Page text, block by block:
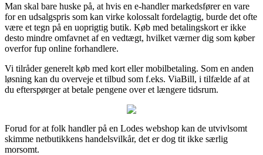
Man skal bare huske på, at hvis en e-handler markedsfører en vare
for en udsalgspris som kan virke kolossalt fordelagtig, burde det ofte
være et tegn på en uoprigtig butik. Køb med betalingskort er ikke
desto mindre omfavnet af en vedtægt, hvilket værner dig som køber
overfor fup online forhandlere.
Vi tilråder generelt køb med kort eller mobilbetaling. Som en anden
løsning kan du overveje et tilbud som f.eks. ViaBill, i tilfælde af at
du efterspørger at betale pengene over et længere tidsrum.
Forud for at folk handler på en Lodes webshop kan de utvivlsomt
skimme netbutikkens handelsvilkår, det er dog tit ikke særlig
morsomt.